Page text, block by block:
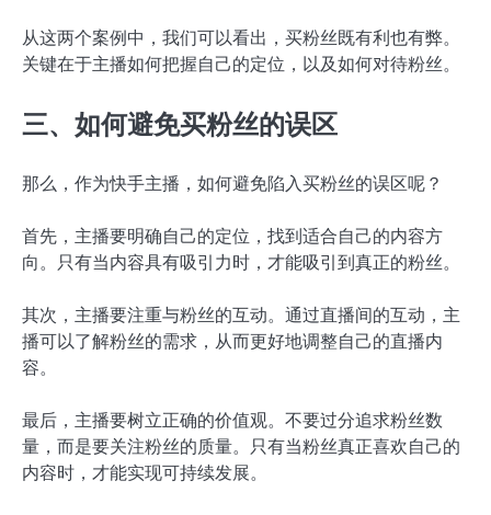
从这两个案例中，我们可以看出，买粉丝既有利也有弊。
关键在于主播如何把握自己的定位，以及如何对待粉丝。
三、如何避免买粉丝的误区
那么，作为快手主播，如何避免陷入买粉丝的误区呢？
首先，主播要明确自己的定位，找到适合自己的内容方
向。只有当内容具有吸引力时，才能吸引到真正的粉丝。
其次，主播要注重与粉丝的互动。通过直播间的互动，主
播可以了解粉丝的需求，从而更好地调整自己的直播内
容。
最后，主播要树立正确的价值观。不要过分追求粉丝数
量，而是要关注粉丝的质量。只有当粉丝真正喜欢自己的
内容时，才能实现可持续发展。